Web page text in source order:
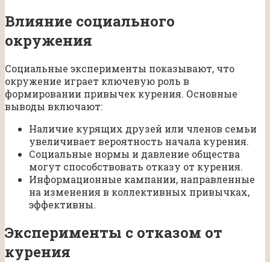
Влияние социального
окружения
Социальные эксперименты показывают, что
окружение играет ключевую роль в
формировании привычек курения. Основные
выводы включают:
Наличие курящих друзей или членов семьи
увеличивает вероятность начала курения.
Социальные нормы и давление общества
могут способствовать отказу от курения.
Информационные кампании, направленные
на изменения в коллективных привычках,
эффективны.
Эксперименты с отказом от
курения